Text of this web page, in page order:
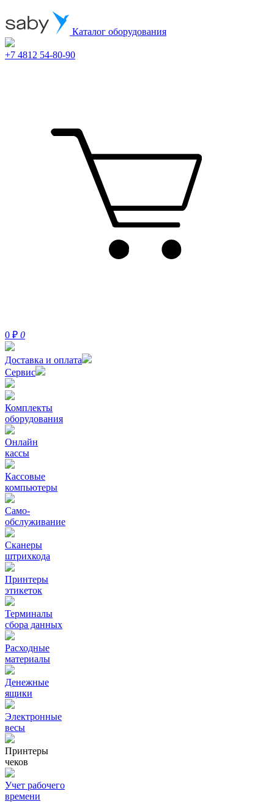
Каталог оборудования
+7 4812 54-80-90
0 ₽ 0
Доставка и оплата
Сервис
Комплекты
оборудования
Онлайн
кассы
Кассовые
компьютеры
Само-
обслуживание
Сканеры
штрихкода
Принтеры
этикеток
Терминалы
сбора данных
Расходные
материалы
Денежные
ящики
Электронные
весы
Принтеры
чеков
Учет рабочего
времени